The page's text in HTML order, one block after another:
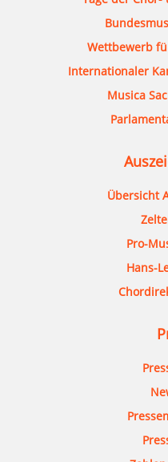
Wettbewerb
Internationaler
Musica
Übersicht
Pro-
Hans-